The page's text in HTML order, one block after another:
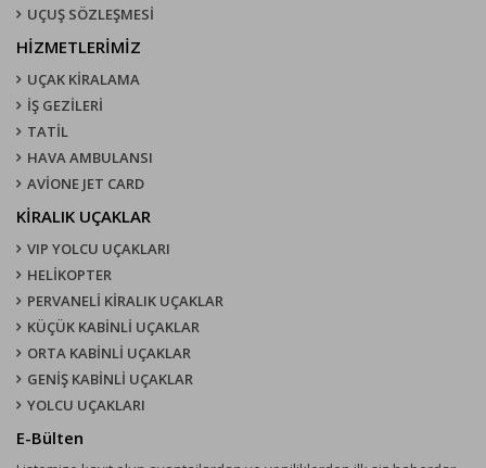
UÇUŞ SÖZLEŞMESI
HİZMETLERİMİZ
UÇAK KIRALAMA
İŞ GEZİLERİ
TATİL
HAVA AMBULANSI
AVİONE JET CARD
KIRALIK UÇAKLAR
VIP YOLCU UÇAKLARI
HELİKOPTER
PERVANELİ KİRALIK UÇAKLAR
KÜÇÜK KABİNLİ UÇAKLAR
ORTA KABİNLİ UÇAKLAR
GENİŞ KABİNLİ UÇAKLAR
YOLCU UÇAKLARI
E-Bülten